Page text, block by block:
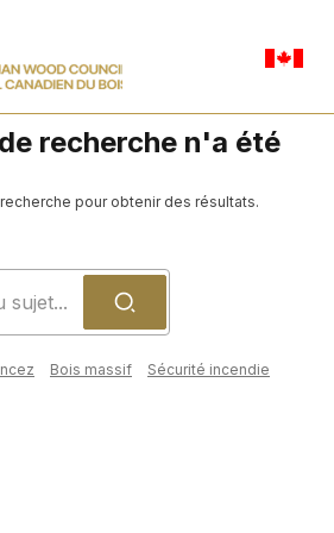
à un large
de nous
en davantage
mission visant à
en bois
recherche n'a été
pour obtenir des résultats.
Bois massif
Sécurité incendie